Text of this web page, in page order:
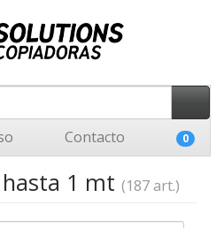
Contacto 0
hasta 1 mt (187 art.)